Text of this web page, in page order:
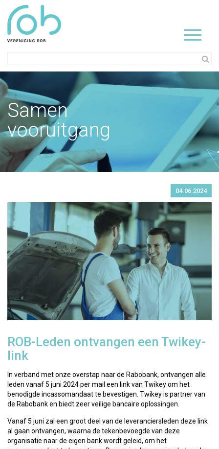
Samen
vooruitgang
04.06.2024
ROB-Leden ontvangen een Twikey-
link
In verband met onze overstap naar de Rabobank, ontvangen alle
leden vanaf 5 juni 2024 per mail een link van Twikey om het
benodigde incassomandaat te bevestigen. Twikey is partner van
de Rabobank en biedt zeer veilige bancaire oplossingen.
Vanaf 5 juni zal een groot deel van de leveranciersleden deze link
al gaan ontvangen, waarna de tekenbevoegde van deze
organisatie naar de eigen bank wordt geleid, om het